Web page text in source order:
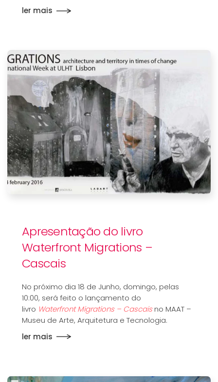
ler mais
Apresentação do livro
Waterfront Migrations –
Cascais
No próximo dia 18 de Junho, domingo, pelas
10:00, será feito o lançamento do
livro Waterfront Migrations – Cascaisno MAAT –
Museu de Arte, Arquitetura e Tecnologia.
ler mais